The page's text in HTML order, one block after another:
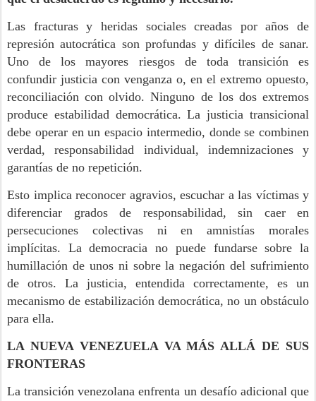
Las fracturas y heridas sociales creadas por años de
represión autocrática son profundas y difíciles de sanar.
Uno de los mayores riesgos de toda transición es
confundir justicia con venganza o, en el extremo opuesto,
reconciliación con olvido. Ninguno de los dos extremos
produce estabilidad democrática. La justicia transicional
debe operar en un espacio intermedio, donde se combinen
verdad, responsabilidad individual, indemnizaciones y
garantías de no repetición.
Esto implica reconocer agravios, escuchar a las víctimas y
diferenciar grados de responsabilidad, sin caer en
persecuciones colectivas ni en amnistías morales
implícitas. La democracia no puede fundarse sobre la
humillación de unos ni sobre la negación del sufrimiento
de otros. La justicia, entendida correctamente, es un
mecanismo de estabilización democrática, no un obstáculo
para ella.
LA NUEVA VENEZUELA VA MÁS ALLÁ DE SUS
FRONTERAS
La transición venezolana enfrenta un desafío adicional que